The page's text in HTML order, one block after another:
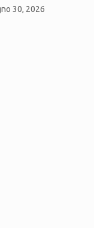
30, 2026